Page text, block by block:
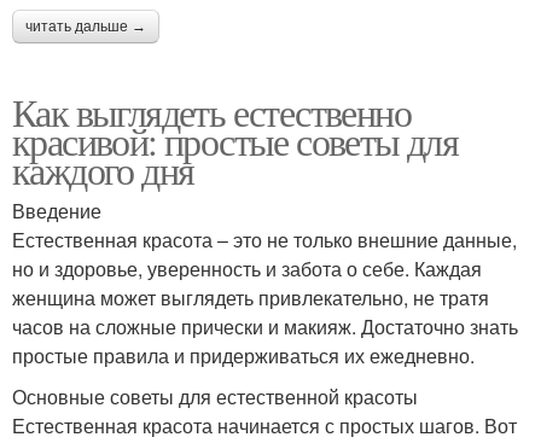
читать дальше →
Как выглядеть естественно
красивой: простые советы для
каждого дня
Введение
Естественная красота – это не только внешние данные,
но и здоровье, уверенность и забота о себе. Каждая
женщина может выглядеть привлекательно, не тратя
часов на сложные прически и макияж. Достаточно знать
простые правила и придерживаться их ежедневно.
Основные советы для естественной красоты
Естественная красота начинается с простых шагов. Вот